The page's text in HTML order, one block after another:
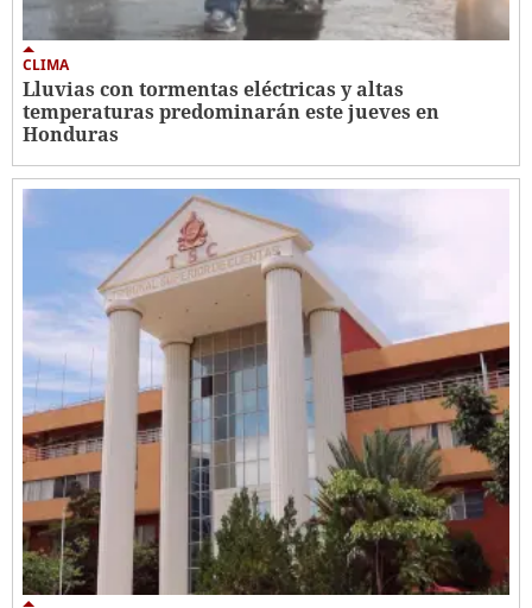
CLIMA
Lluvias con tormentas eléctricas y altas
temperaturas predominarán este jueves en
Honduras